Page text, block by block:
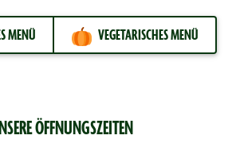
MENÜ VEGETARISCHES MENÜ
ÖFFNUNGSZEITEN